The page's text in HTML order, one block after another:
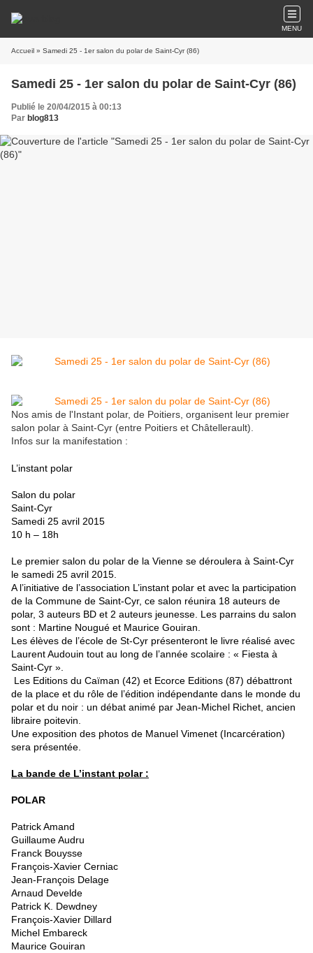
MENU
Accueil » Samedi 25 - 1er salon du polar de Saint-Cyr (86)
Samedi 25 - 1er salon du polar de Saint-Cyr (86)
Publié le 20/04/2015 à 00:13
Par blog813
Nos amis de l'Instant polar, de Poitiers, organisent leur premier
salon polar à Saint-Cyr (entre Poitiers et Châtellerault).
Infos sur la manifestation :
L’instant polar
Salon du polar
Saint-Cyr
Samedi 25 avril 2015
10 h – 18h
Le premier salon du polar de la Vienne se déroulera à Saint-Cyr
le samedi 25 avril 2015.
A l’initiative de l’association L’instant polar et avec la participation
de la Commune de Saint-Cyr, ce salon réunira 18 auteurs de
polar, 3 auteurs BD et 2 auteurs jeunesse. Les parrains du salon
sont : Martine Nougué et Maurice Gouiran.
Les élèves de l’école de St-Cyr présenteront le livre réalisé avec
Laurent Audouin tout au long de l’année scolaire : « Fiesta à
Saint-Cyr ».
Les Editions du Caïman (42) et Ecorce Editions (87) débattront
de la place et du rôle de l’édition indépendante dans le monde du
polar et du noir : un débat animé par Jean-Michel Richet, ancien
libraire poitevin.
Une exposition des photos de Manuel Vimenet (Incarcération)
sera présentée.
La bande de L’instant polar :
POLAR
Patrick Amand
Guillaume Audru
Franck Bouysse
François-Xavier Cerniac
Jean-François Delage
Arnaud Develde
Patrick K. Dewdney
François-Xavier Dillard
Michel Embareck
Maurice Gouiran